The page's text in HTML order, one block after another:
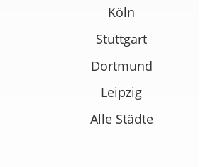
Köln
Stuttgart
Dortmund
Leipzig
Alle Städte